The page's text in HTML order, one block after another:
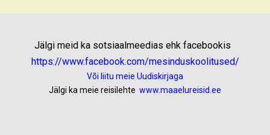
Jälgi meid ka sotsiaalmeedias ehk facebookis
https://www.facebook.com/mesinduskoolitused/
Või liitu meie Uudiskirjaga
Jälgi ka meie reisilehte www.maaelureisid.ee